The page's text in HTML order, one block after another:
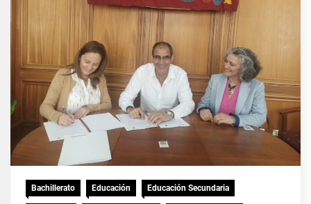
Bachillerato Educación Educación Secundaria